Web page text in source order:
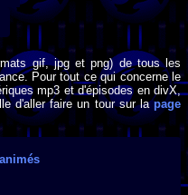
gif, jpg et png) de tous les
Pour tout ce qui concerne le
mp3 et d'épisodes en divX,
d'aller faire un tour sur lapage